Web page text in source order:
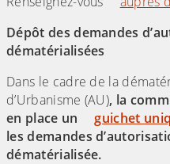
Dépôt des demandes
dématérialisées
Dans le cadre de la
d’Urbanisme (AU), la
en place un
guichet
les demandes
dématérialisée.